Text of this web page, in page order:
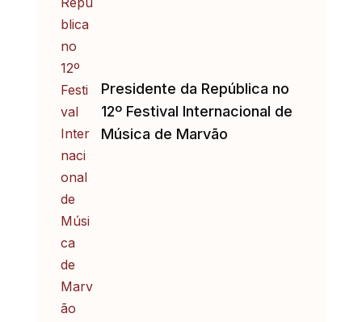
Presidente da República no
12º Festival Internacional de
Música de Marvão